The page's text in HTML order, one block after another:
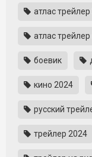
атлас
атлас
боевик
кино 2024
русский
трейлер 2024